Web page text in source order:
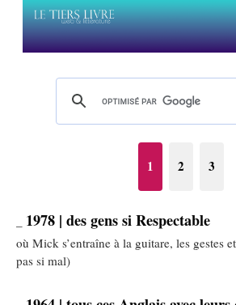
1 2 3
1978 | des gens si Respectable
où Mick s’entraîne à la guitare, les gestes
pas si mal)